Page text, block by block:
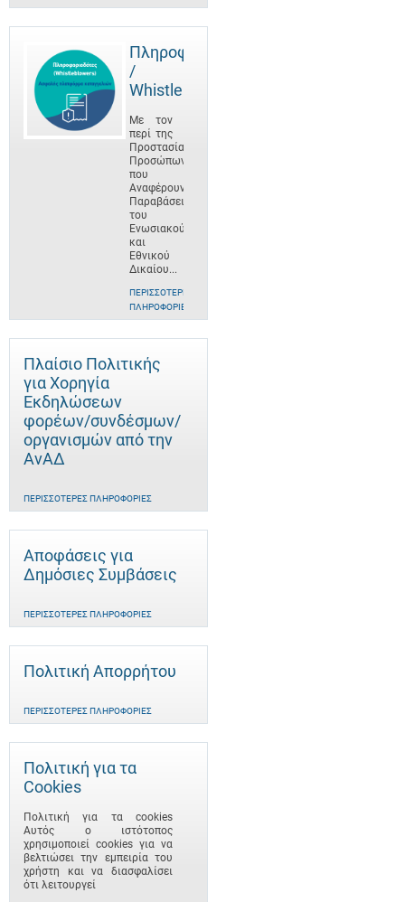
Πληροφοριοδότες
/
Whistleblowers
Με τον
περί της
Προστασίας
Προσώπων
που
Αναφέρουν
Παραβάσεις
του
Ενωσιακού
και
Εθνικού
Δικαίου...
ΠΕΡΙΣΣΌΤΕΡΕΣ
ΠΛΗΡΟΦΟΡΊΕΣ
Πλαίσιο Πολιτικής
για Χορηγία
Εκδηλώσεων
φορέων/συνδέσμων/
οργανισμών από την
ΑνΑΔ
ΠΕΡΙΣΣΌΤΕΡΕΣ ΠΛΗΡΟΦΟΡΊΕΣ
Αποφάσεις για
Δημόσιες Συμβάσεις
ΠΕΡΙΣΣΌΤΕΡΕΣ ΠΛΗΡΟΦΟΡΊΕΣ
Πολιτική Απορρήτου
ΠΕΡΙΣΣΌΤΕΡΕΣ ΠΛΗΡΟΦΟΡΊΕΣ
Πολιτική για τα
Cookies
Πολιτική για τα cookies
Αυτός ο ιστότοπος
χρησιμοποιεί cookies για να
βελτιώσει την εμπειρία του
χρήστη και να διασφαλίσει
ότι λειτουργεί